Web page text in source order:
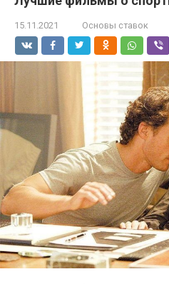
15.11.2021 Основы ставок